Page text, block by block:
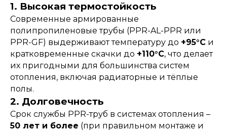
1. Высокая термостойкость
Современные армированные
полипропиленовые трубы (PPR-AL-PPR или
PPR-GF) выдерживают температуру до +95°C и
кратковременные скачки до +110°C, что делает
их пригодными для большинства систем
отопления, включая радиаторные и тёплые
полы.
2. Долговечность
Срок службы PPR-труб в системах отопления –
50 лет и более (при правильном монтаже и